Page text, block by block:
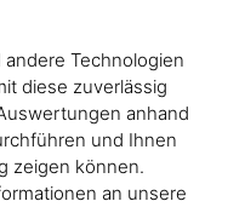
Technologien
diese zuverlässig
anhand
und Ihnen
zeigen können.
an unsere